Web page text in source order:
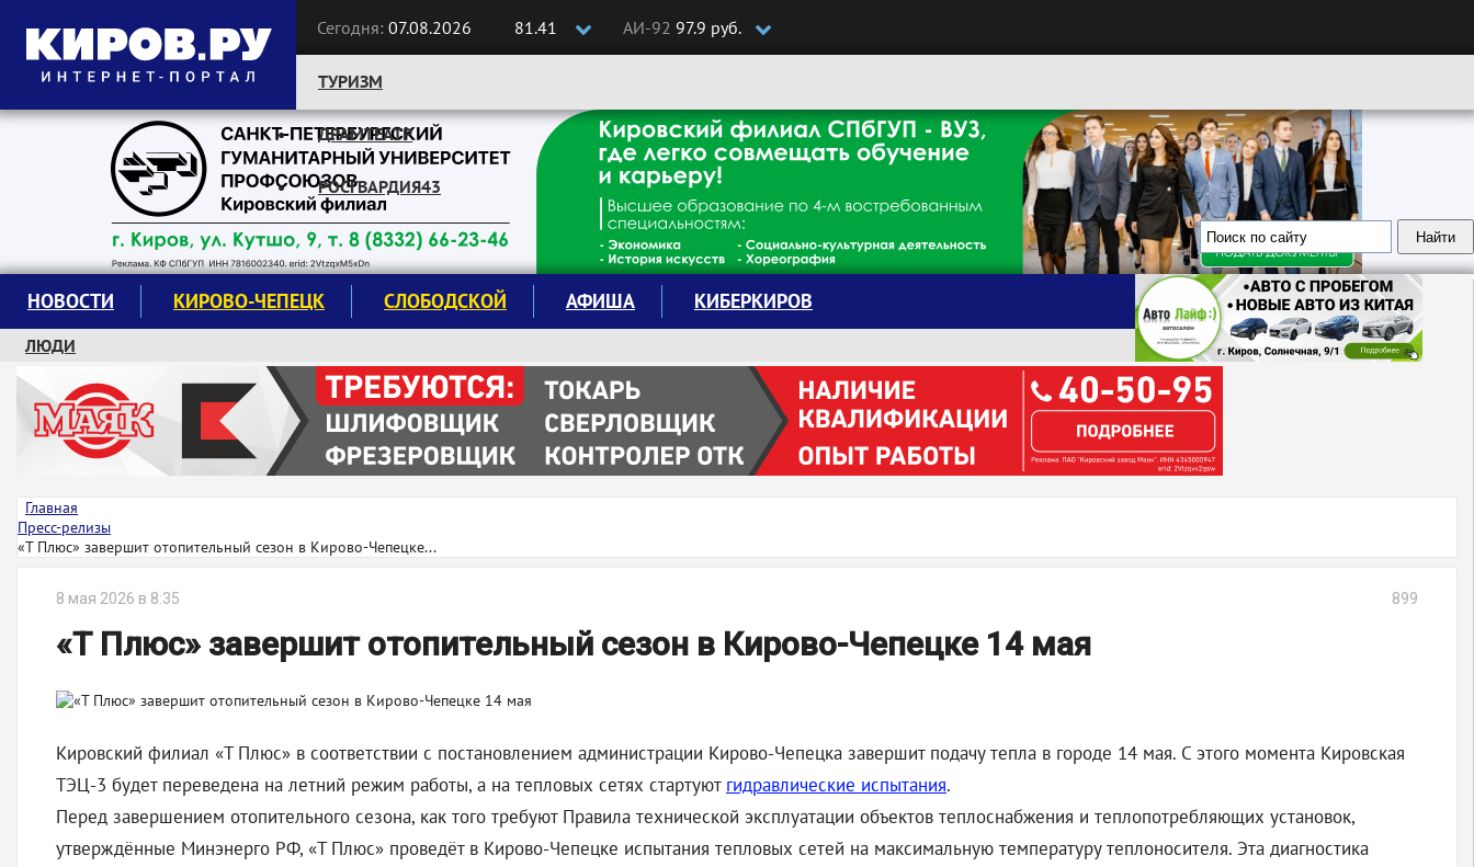
Сегодня: 07.08.2026 81.41 АИ-92 97.9 руб.
Следите за новостями:
ТУРИЗМ
ДРАМТЕАТР
РОСГВАРДИЯ43
НОВОСТИ КИРОВО-ЧЕПЕЦК СЛОБОДСКОЙ АФИША КИБЕРКИРОВ
ЛЮДИ
КРУЖКИ И СЕКЦИИ
ЗАВОДУ "МАЯК" 85 ЛЕТ
ЭКОЛОГИЯ
Главная
Пресс-релизы
«Т Плюс» завершит отопительный сезон в Кирово-Чепецке...
8 мая 2026 в 8:35 899
«Т Плюс» завершит отопительный сезон в Кирово-Чепецке 14 мая
Кировский филиал «Т Плюс» в соответствии с постановлением администрации Кирово-Чепецка завершит подачу тепла в городе 14 мая. С этого момента Кировская
ТЭЦ-3 будет переведена на летний режим работы, а на тепловых сетях стартуют гидравлические испытания.
Перед завершением отопительного сезона, как того требуют Правила технической эксплуатации объектов теплоснабжения и теплопотребляющих установок,
утверждённые Минэнерго РФ, «Т Плюс» проведёт в Кирово-Чепецке испытания тепловых сетей на максимальную температуру теплоносителя. Эта диагностика